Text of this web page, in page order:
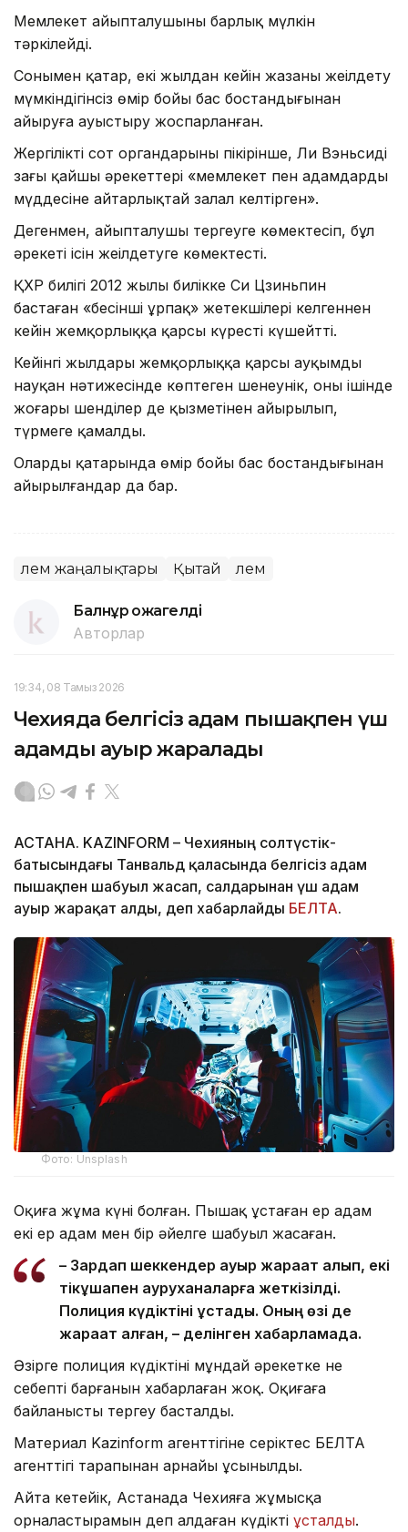
Мемлекет айыпталушының барлық мүлкін
тәркілейді.
Сонымен қатар, екі жылдан кейін жазаны жеңілдету
мүмкіндігінсіз өмір бойы бас бостандығынан
айыруға ауыстыру жоспарланған.
Жергілікті сот органдарының пікірінше, Ли Вэньсидің
заңғы қайшы әрекеттері «мемлекет пен адамдардың
мүддесіне айтарлықтай залал келтірген».
Дегенмен, айыпталушы тергеуге көмектесіп, бұл
әрекеті ісін жеңілдетуге көмектесті.
ҚХР билігі 2012 жылы билікке Си Цзиньпин
бастаған «бесінші ұрпақ» жетекшілері келгеннен
кейін жемқорлыққа қарсы күресті күшейтті.
Кейінгі жылдары жемқорлыққа қарсы ауқымды
науқан нәтижесінде көптеген шенеунік, оның ішінде
жоғары шенділер де қызметінен айырылып,
түрмеге қамалды.
Олардың қатарында өмір бойы бас бостандығынан
айырылғандар да бар.
Әлем жаңалықтары Қытай Әлем
Балнұр Қожагелді
Авторлар
19:34, 08 Тамыз 2026
Чехияда белгісіз адам пышақпен үш
адамды ауыр жаралады
АСТАНА. KAZINFORM – Чехияның солтүстік-
батысындағы Танвальд қаласында белгісіз адам
пышақпен шабуыл жасап, салдарынан үш адам
ауыр жарақат алды, деп хабарлайды БЕЛТА.
Фото: Unsplash
Оқиға жұма күні болған. Пышақ ұстаған ер адам
екі ер адам мен бір әйелге шабуыл жасаған.
– Зардап шеккендер ауыр жарақат алып, екі
тікұшақпен ауруханаларға жеткізілді.
Полиция күдіктіні ұстады. Оның өзі де
жарақат алған, – делінген хабарламада.
Әзірге полиция күдіктінің мұндай әрекетке не
себепті барғанын хабарлаған жоқ. Оқиғаға
байланысты тергеу басталды.
Материал Kazinform агенттігіне серіктес БЕЛТА
агенттігі тарапынан арнайы ұсынылды.
Айта кетейік, Астанада Чехияға жұмысқа
орналастырамын деп алдаған күдікті ұсталды.